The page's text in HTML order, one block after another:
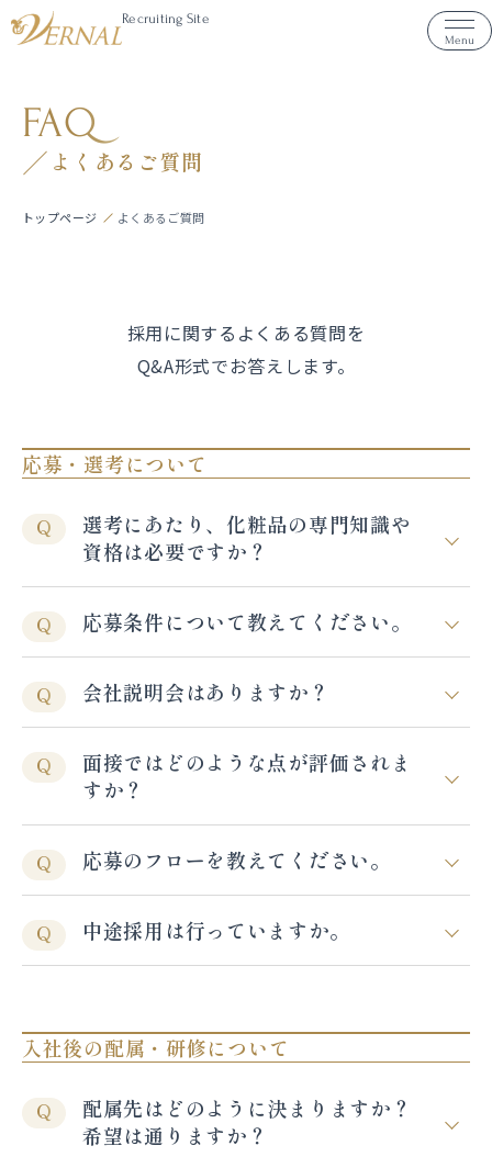
Recruiting Site
Menu
FAQ
よくあるご質問
トップページ よくあるご質問
採用に関するよくある質問を
Q&A形式でお答えします。
応募・選考について
Q
選考にあたり、化粧品の専門知識や
資格は必要ですか？
Q 応募条件について教えてください。
Q 会社説明会はありますか？
Q
面接ではどのような点が評価されま
すか？
Q 応募のフローを教えてください。
Q 中途採用は行っていますか。
入社後の配属・研修について
Q
配属先はどのように決まりますか？
希望は通りますか？